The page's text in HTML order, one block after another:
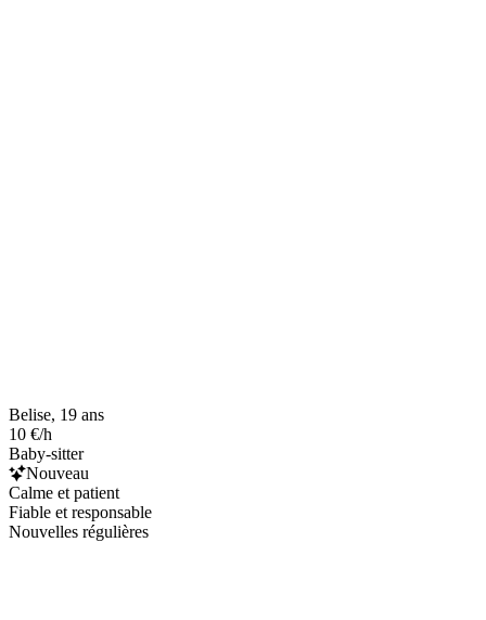
Belise, 19 ans
10 €/h
Baby-sitter
Nouveau
Calme et patient
Fiable et responsable
Nouvelles régulières